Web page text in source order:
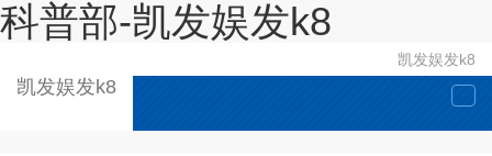
科普部-凯发娱发k8
凯发娱发k8
凯发娱发k8